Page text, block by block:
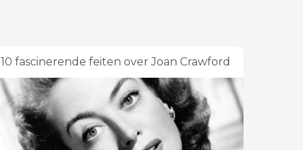
10 fascinerende feiten over Joan Crawford